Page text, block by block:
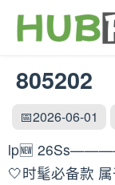
805202
📅2026-06-01
lp🆕
🤍时髦必备款